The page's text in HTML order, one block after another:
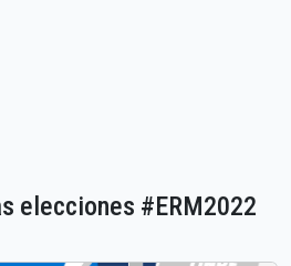
elecciones #ERM2022